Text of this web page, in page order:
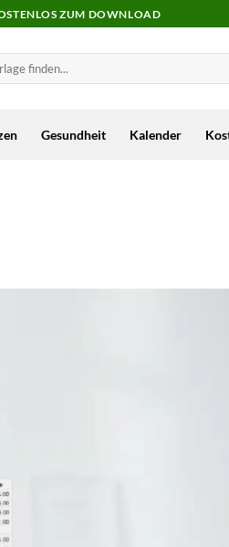
ZUM DOWNLOAD
Gesundheit Kalender